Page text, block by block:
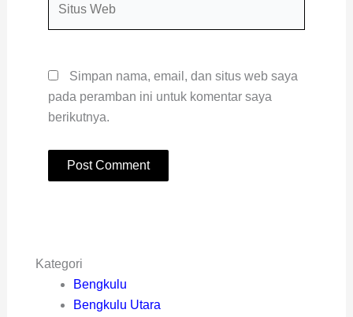
Simpan nama, email, dan situs web saya
pada peramban ini untuk komentar saya
berikutnya.
Kategori
Bengkulu
Bengkulu Utara